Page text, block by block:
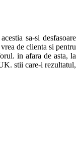
sa-si desfasoare
de clienta si pentru
in afara de asta, la
stii care-i rezultatul,